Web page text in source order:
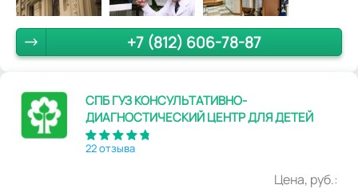
+7 (812) 606-78-87
СПБ ГУЗ КОНСУЛЬТАТИВНО-
ДИАГНОСТИЧЕСКИЙ ЦЕНТР ДЛЯ ДЕТЕЙ
22 отзыва
Цена, руб.: